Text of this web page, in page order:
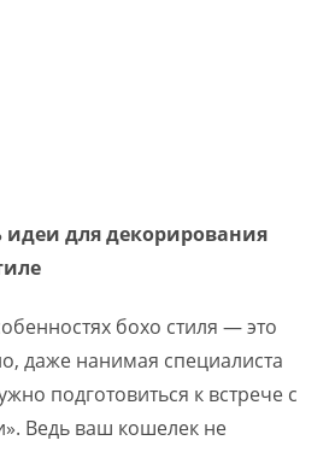
идеи для декорирования
бохо стиля — это
даже нанимая специалиста
подготовиться к встрече с
Ведь ваш кошелек не